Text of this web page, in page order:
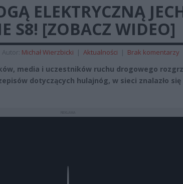
ELEKTRYCZNĄ
S8! [ZOBACZ WIDEO]
Autor: Michał Wierzbicki | Aktualności | Brak komentarzy
media i uczestników ruchu drogowego
dotyczących hulajnóg, w sieci znalazło się